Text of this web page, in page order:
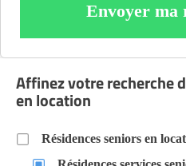
Envoyer ma
Affinez votre recherche
en location
Résidences seniors en